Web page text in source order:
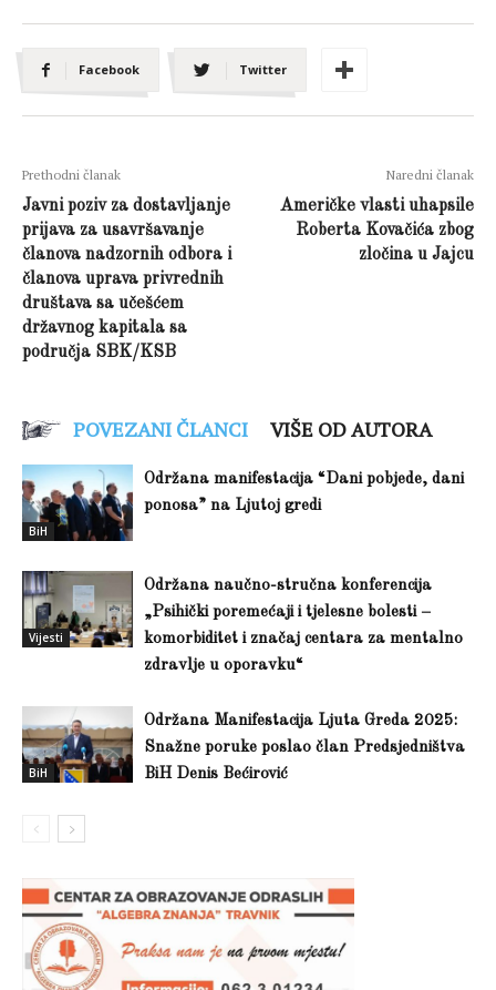
Facebook Twitter
Prethodni članak
Javni poziv za dostavljanje
prijava za usavršavanje
članova nadzornih odbora i
članova uprava privrednih
društava sa učešćem
državnog kapitala sa
područja SBK/KSB
Naredni članak
Američke vlasti uhapsile
Roberta Kovačića zbog
zločina u Jajcu
POVEZANI ČLANCI VIŠE OD AUTORA
BiH
Održana manifestacija “Dani pobjede, dani
ponosa” na Ljutoj gredi
Vijesti
Održana naučno-stručna konferencija
„Psihički poremećaji i tjelesne bolesti –
komorbiditet i značaj centara za mentalno
zdravlje u oporavku“
BiH
Održana Manifestacija Ljuta Greda 2025:
Snažne poruke poslao član Predsjedništva
BiH Denis Bećirović